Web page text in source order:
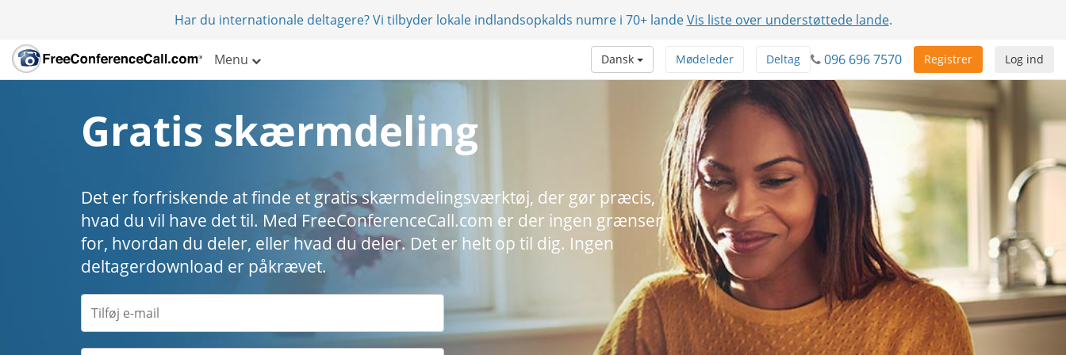
Har du internationale deltagere? Vi tilbyder lokale indlandsopkalds numre i 70+ landeVis liste over understøttede lande.
Menu Log ind
Registrer
096 696 7570
Deltag
Mødeleder
Dansk
Gratis skærmdeling
Det er forfriskende at finde et gratis skærmdelingsværktøj, der gør præcis,
hvad du vil have det til. Med FreeConferenceCall.com er der ingen grænser
for, hvordan du deler, eller hvad du deler. Det er helt op til dig. Ingen
deltagerdownload er påkrævet.